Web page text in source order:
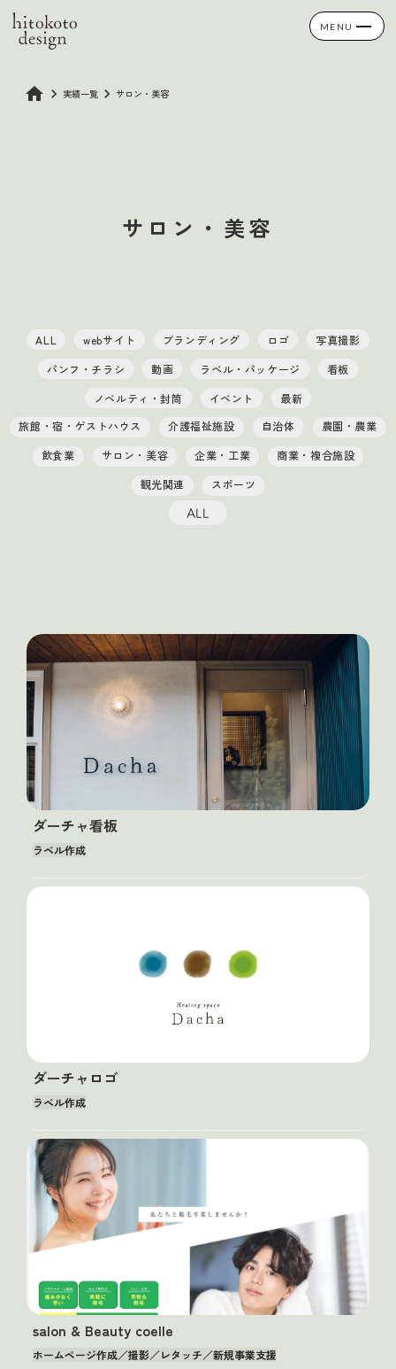
home keyboard_arrow_right 実績一覧 keyboard_arrow_right サロン・美容
サロン・美容
ALL webサイト ブランディング ロゴ
写真撮影
パンフ・チラシ
動画 ラベル・パッケージ
看板
ノベルティ・封筒
イベント
最新
旅館・宿・ゲストハウス
介護福祉施設 自治体
農園・農業
飲食業
サロン・美容 企業・工業
商業・複合施設
観光関連
スポーツ
ALL
ダーチャ看板
ラベル作成
ダーチャロゴ
ラベル作成
salon & Beauty coelle
ホームページ作成／撮影／レタッチ／新規事業支援
more_vert
MENU